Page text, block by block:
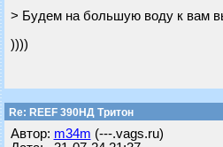
> Будем на большую воду к вам
))))
Re: REEF 390НД Тритон
Автор: m34m (---.vags.ru)